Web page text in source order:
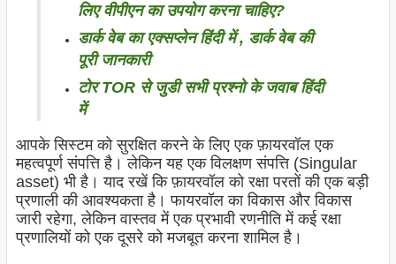
लिए वीपीएन का उपयोग करना चाहिए?
डार्क वेब का एक्सप्लेन हिंदी में , डार्क वेब की
पूरी जानकारी
टोर TOR से जुडी सभी प्रश्नो के जवाब हिंदी
में
आपके सिस्टम को सुरक्षित करने के लिए एक फ़ायरवॉल एक
महत्वपूर्ण संपत्ति है। लेकिन यह एक विलक्षण संपत्ति (Singular
asset) भी है। याद रखें कि फ़ायरवॉल को रक्षा परतों की एक बड़ी
प्रणाली की आवश्यकता है। फायरवॉल का विकास और विकास
जारी रहेगा, लेकिन वास्तव में एक प्रभावी रणनीति में कई रक्षा
प्रणालियों को एक दूसरे को मजबूत करना शामिल है।